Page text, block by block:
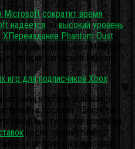
Microsoft сократит время
надеется на высокий уровень
XПереиздание Phantom Dust
новость» от Microsoft
продан китайской Foxconn
игр для подписчиков Xbox
и производившаяся
в продажу 15 ноября
выступление компании
после совместного с
версии операционной